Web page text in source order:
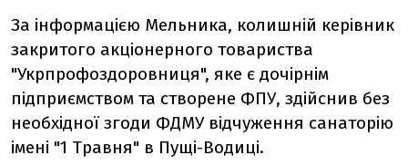
За інформацією Мельника, колишній керівник
закритого акціонерного товариства
"Укрпрофоздоровниця", яке є дочірнім
підприємством та створене ФПУ, здійснив без
необхідної згоди ФДМУ відчуження санаторію
імені "1 Травня" в Пущі-Водиці.